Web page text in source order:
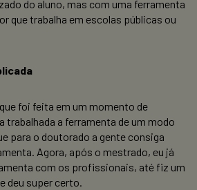
do aluno, mas com uma ferramenta
que trabalha em escolas públicas ou
foi feita em um momento de
trabalhada a ferramenta de um modo
para o doutorado a gente consiga
Agora, após o mestrado, eu já
com os profissionais, até fiz um
deu super certo.